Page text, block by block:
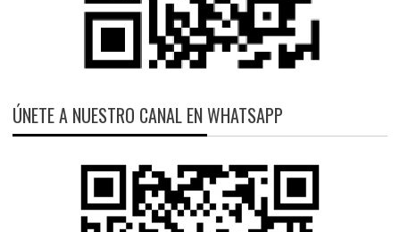
ÚNETE A NUESTRO CANAL EN WHATSAPP